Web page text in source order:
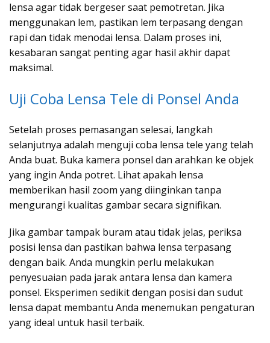
lensa agar tidak bergeser saat pemotretan. Jika
menggunakan lem, pastikan lem terpasang dengan
rapi dan tidak menodai lensa. Dalam proses ini,
kesabaran sangat penting agar hasil akhir dapat
maksimal.
Uji Coba Lensa Tele di Ponsel Anda
Setelah proses pemasangan selesai, langkah
selanjutnya adalah menguji coba lensa tele yang telah
Anda buat. Buka kamera ponsel dan arahkan ke objek
yang ingin Anda potret. Lihat apakah lensa
memberikan hasil zoom yang diinginkan tanpa
mengurangi kualitas gambar secara signifikan.
Jika gambar tampak buram atau tidak jelas, periksa
posisi lensa dan pastikan bahwa lensa terpasang
dengan baik. Anda mungkin perlu melakukan
penyesuaian pada jarak antara lensa dan kamera
ponsel. Eksperimen sedikit dengan posisi dan sudut
lensa dapat membantu Anda menemukan pengaturan
yang ideal untuk hasil terbaik.